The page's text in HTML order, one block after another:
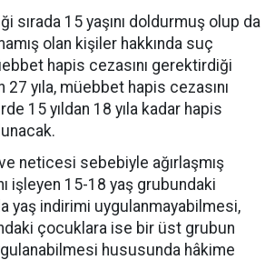
sırada 15 yaşını doldurmuş olup da
olan kişiler hakkında suç
hapis cezasını gerektirdiği
27 yıla, müebbet hapis cezasını
15 yıldan 18 yıla kadar hapis
neticesi sebebiyle ağırlaşmış
işleyen 15-18 yaş grubundaki
yaş indirimi uygulanmayabilmesi,
çocuklara ise bir üst grubun
hususunda hâkime